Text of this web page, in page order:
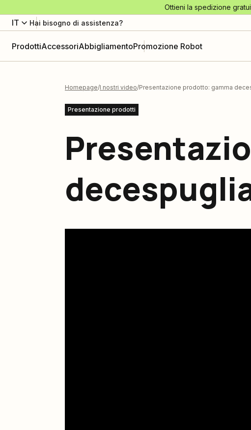
Ottieni la spedizione
IT Hai bisogno di assistenza?
ProdottiAccessoriAbbigliamentoPromozione Robot
Homepage I nostri video Presentazione prodotto: gamma
Presentazione prodotti